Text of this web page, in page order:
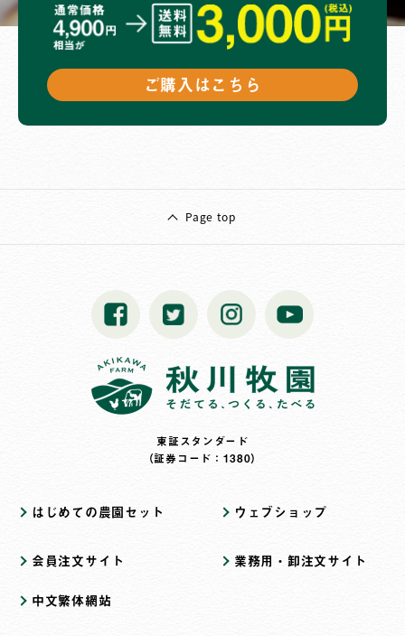
ご購入はこちら
Page top
東証スタンダード
（証券コード：1380）
はじめての農園セット ウェブショップ
会員注文サイト 業務用・卸注文サイト
中文繁体網站